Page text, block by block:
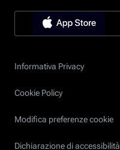
Informativa Privacy
Cookie Policy
Modifica preferenze cookie
Dichiarazione di accessibilità